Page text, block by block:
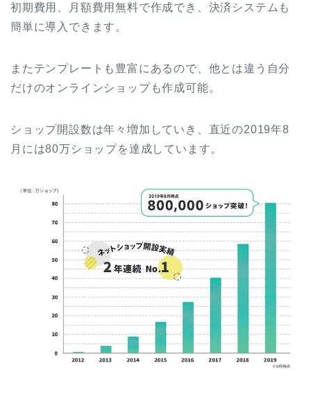
初期費用、月額費用無料で作成でき、決済システムも
簡単に導入できます。
またテンプレートも豊富にあるので、他とは違う自分
だけのオンラインショップも作成可能。
ショップ開設数は年々増加していき、直近の2019年8
月には80万ショップを達成しています。